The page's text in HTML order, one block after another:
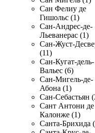
Сан Фелиу де
Гишольс (1)
Сан-Андрес-де-
Льеванерас (1)
Сан-Жуст-
(11)
Сан-Кугат-дель-
Вальес (6)
Сан-Мигель-де-
Абона (1)
Сан-Себастьян
Сант Антони де
Калонже (1)
Санта-Брихида